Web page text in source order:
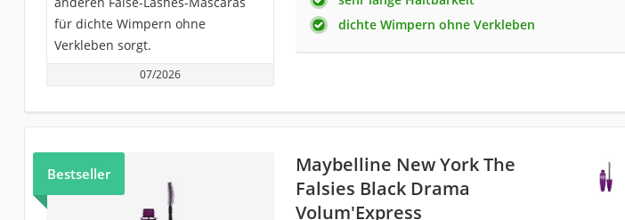
für dichte Wimpern ohne
Verkleben sorgt.
07/2026
dichte Wimpern ohne Verkleben
Bestseller
Maybelline New York The
Falsies Black Drama
Volum'Express